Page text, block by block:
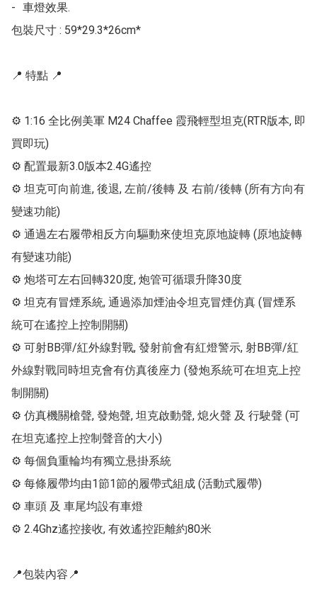
-	車燈效果.
包裝尺寸 : 59*29.3*26cm*
📍 特點 📍
⚙ 1:16 全比例美軍 M24 Chaffee 霞飛輕型坦克(RTR版本, 即
買即玩)
⚙ 配置最新3.0版本2.4G遙控
⚙ 坦克可向前進, 後退, 左前/後轉 及 右前/後轉 (所有方向有
變速功能)
⚙ 通過左右履帶相反方向驅動來使坦克原地旋轉 (原地旋轉
有變速功能)
⚙ 炮塔可左右回轉320度, 炮管可循環升降30度
⚙ 坦克有冒煙系統, 通過添加煙油令坦克冒煙仿真 (冒煙系
統可在遙控上控制開關)
⚙ 可射BB彈/紅外線對戰, 發射前會有紅燈警示, 射BB彈/紅
外線對戰同時坦克會有仿真後座力 (發炮系統可在坦克上控
制開關)
⚙ 仿真機關槍聲, 發炮聲, 坦克啟動聲, 熄火聲 及 行駛聲 (可
在坦克遙控上控制聲音的大小)
⚙ 每個負重輪均有獨立悬掛系統
⚙ 每條履帶均由1節1節的履帶式組成 (活動式履帶)
⚙ 車頭 及 車尾均設有車燈
⚙ 2.4Ghz遙控接收, 有效遙控距離約80米
📍包裝內容📍